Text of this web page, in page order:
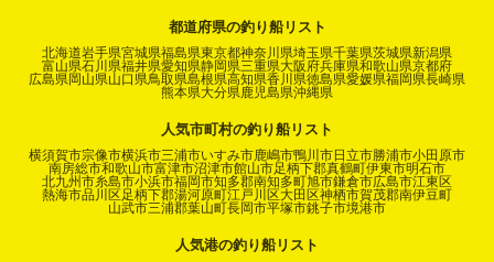
都道府県の釣り船リスト
北海道岩手県宮城県福島県東京都神奈川県埼玉県千葉県茨城県新潟県
富山県石川県福井県愛知県静岡県三重県大阪府兵庫県和歌山県京都府
広島県岡山県山口県鳥取県島根県高知県香川県徳島県愛媛県福岡県長崎県
熊本県大分県鹿児島県沖縄県
人気市町村の釣り船リスト
横須賀市宗像市横浜市三浦市いすみ市鹿嶋市鴨川市日立市勝浦市小田原市
南房総市和歌山市富津市沼津市館山市足柄下郡真鶴町伊東市明石市
北九州市糸島市小浜市福岡市知多郡南知多町旭市鎌倉市広島市江東区
熱海市品川区足柄下郡湯河原町江戸川区大田区神栖市賀茂郡南伊豆町
山武市三浦郡葉山町長岡市平塚市銚子市境港市
人気港の釣り船リスト